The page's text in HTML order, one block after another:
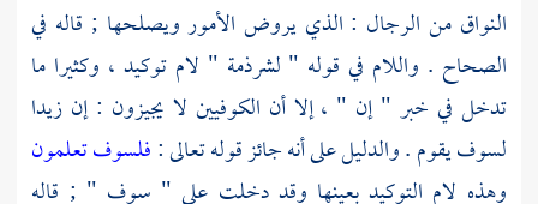
النواق من الرجال : الذي يروض الأمور ويصلحها ; قاله في
الصحاح . واللام في قوله " لشرذمة " لام توكيد ، وكثيرا ما
تدخل في خبر " إن " ، إلا أن الكوفيين لا يجيزون : إن زيدا
لسوف يقوم . والدليل على أنه جائز قوله تعالى :فلسوف تعلمون
وهذه لام التوكيد بعينها وقد دخلت على " سوف " ; قاله